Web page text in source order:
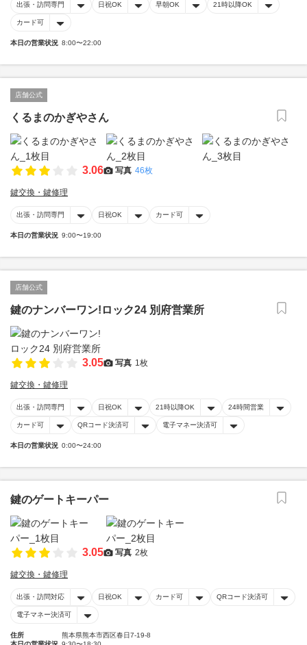
出張・訪問専門 日祝OK 早朝OK 21時以降OK
カード可
本日の営業状況 8:00〜22:00
店舗公式
くるまのかぎやさん
3.06 写真 46枚
鍵交換・鍵修理
出張・訪問専門 日祝OK カード可
本日の営業状況 9:00〜19:00
店舗公式
鍵のナンバーワン!ロック24 別府営業所
3.05 写真 1枚
鍵交換・鍵修理
出張・訪問専門 日祝OK 21時以降OK 24時間営業
カード可 QRコード決済可 電子マネー決済可
本日の営業状況 0:00〜24:00
鍵のゲートキーパー
3.05 写真 2枚
鍵交換・鍵修理
出張・訪問対応 日祝OK カード可 QRコード決済可
電子マネー決済可
住所
熊本県熊本市西区春日7-19-8